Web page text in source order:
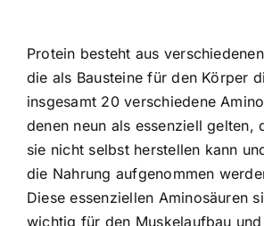
Protein besteht aus
die als Bausteine für den Körper
insgesamt 20 verschiedene
denen neun als essenziell gelten,
sie nicht selbst herstellen kann
die Nahrung aufgenommen
Diese essenziellen Aminosäuren
wichtig für den Muskelaufbau